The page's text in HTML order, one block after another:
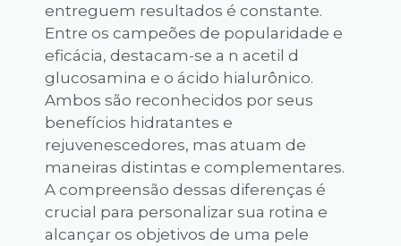
entreguem resultados é constante.
Entre os campeões de popularidade e
eficácia, destacam-se a n acetil d
glucosamina e o ácido hialurônico.
Ambos são reconhecidos por seus
benefícios hidratantes e
rejuvenescedores, mas atuam de
maneiras distintas e complementares.
A compreensão dessas diferenças é
crucial para personalizar sua rotina e
alcançar os objetivos de uma pele